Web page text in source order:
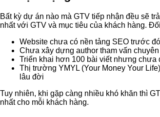
Bất kỳ dự án nào mà GTV tiếp nhận đều sẽ
nhất với GTV và mục tiêu của khách hàng.
Website chưa có nền tảng SEO trước
Chưa xây dựng author tham vấn
Triển khai hơn 100 bài viết nhưng chưa
Thị trường YMYL (Your Money Your
lâu đời
Tuy nhiên, khi gặp càng nhiều khó khăn thì
nhất cho mỗi khách hàng.